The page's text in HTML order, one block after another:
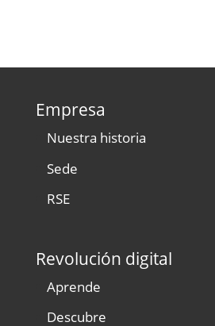
Empresa
Nuestra historia
Sede
RSE
Revolución digital
Aprende
Descubre